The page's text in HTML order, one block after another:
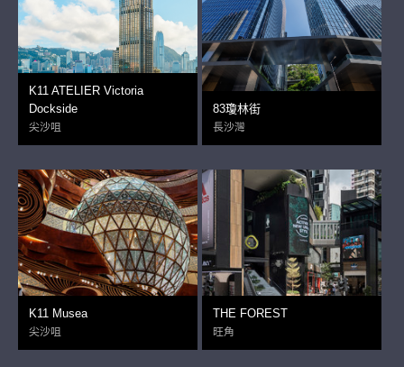
K11 ATELIER Victoria
Dockside
尖沙咀
83瓊林街
長沙灣
K11 Musea
尖沙咀
THE FOREST
旺角